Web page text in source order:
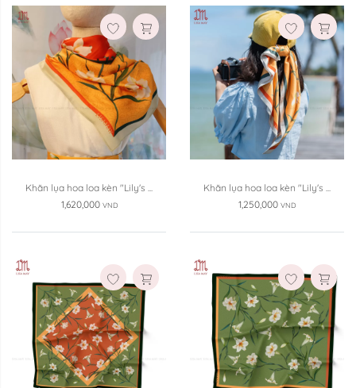
Khăn lụa hoa loa kèn "Lily's ...
1,620,000 VND
Khăn lụa hoa loa kèn "Lily's ...
1,250,000 VND
Kích thước:
110x110cm
Kích thước:
70x70cm